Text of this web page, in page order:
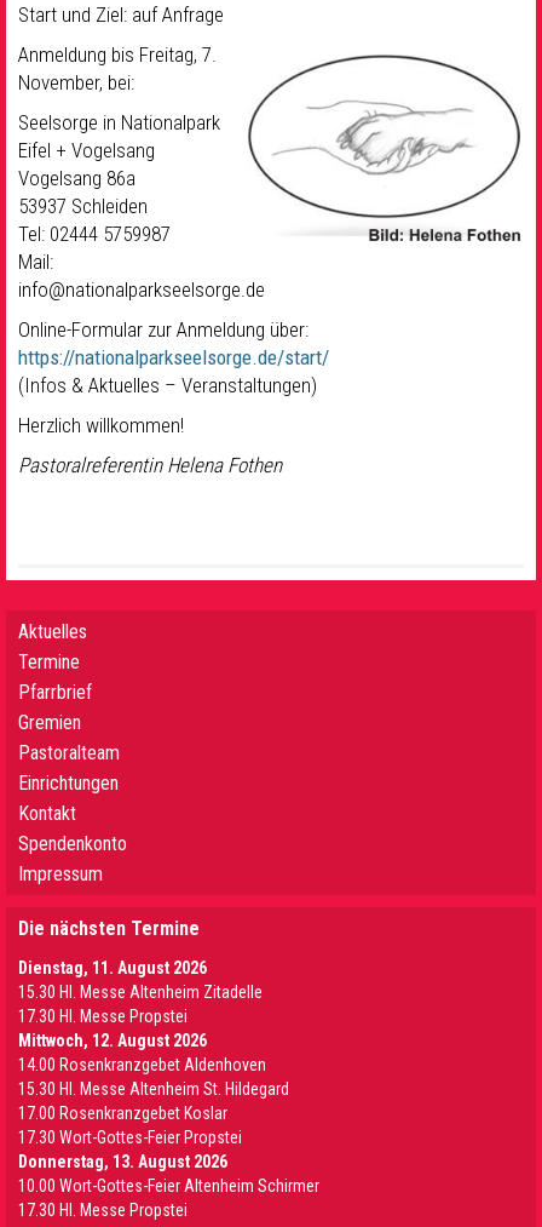
Start und Ziel: auf Anfrage
Anmeldung bis Freitag, 7.
November, bei:
Seelsorge in Nationalpark
Eifel + Vogelsang
Vogelsang 86a
53937 Schleiden
Tel: 02444 5759987
Mail:
info@nationalparkseelsorge.de
Online-Formular zur Anmeldung über:
https://nationalparkseelsorge.de/start/
(Infos & Aktuelles – Veranstaltungen)
Herzlich willkommen!
Pastoralreferentin Helena Fothen
Aktuelles
Termine
Pfarrbrief
Gremien
Pastoralteam
Einrichtungen
Kontakt
Spendenkonto
Impressum
Die nächsten Termine
Dienstag, 11. August 2026
15.30 Hl. Messe Altenheim Zitadelle
17.30 Hl. Messe Propstei
Mittwoch, 12. August 2026
14.00 Rosenkranzgebet Aldenhoven
15.30 Hl. Messe Altenheim St. Hildegard
17.00 Rosenkranzgebet Koslar
17.30 Wort-Gottes-Feier Propstei
Donnerstag, 13. August 2026
10.00 Wort-Gottes-Feier Altenheim Schirmer
17.30 Hl. Messe Propstei